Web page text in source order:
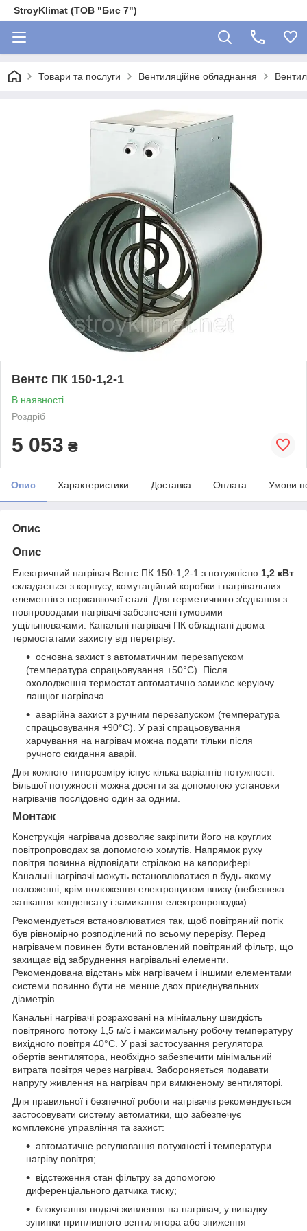
StroyKlimat (ТОВ "Бис 7")
Товари та послуги Вентиляційне обладнання
Вентс ПК 150-1,2-1
В наявності
Роздріб
5 053 ₴
Опис Характеристики Доставка Оплата Умови
Опис
Опис
Електричний нагрівач Вентс ПК 150-1,2-1 з потужністю 1,2 кВт
складається з корпусу, комутаційний коробки і нагрівальних
елементів з нержавіючої сталі. Для герметичного з'єднання з
повітроводами нагрівачі забезпечені гумовими
ущільнювачами. Канальні нагрівачі ПК обладнані двома
термостатами захисту від перегріву:
основна захист з автоматичним перезапуском
(температура спрацьовування +50°С). Після
охолодження термостат автоматично замикає керуючу
ланцюг нагрівача.
аварійна захист з ручним перезапуском (температура
спрацьовування +90°С). У разі спрацьовування
харчування на нагрівач можна подати тільки після
ручного скидання аварії.
Для кожного типорозміру існує кілька варіантів потужності.
Більшої потужності можна досягти за допомогою установки
нагрівачів послідовно один за одним.
Монтаж
Конструкція нагрівача дозволяє закріпити його на круглих
повітропроводах за допомогою хомутів. Напрямок руху
повітря повинна відповідати стрілкою на калорифері.
Канальні нагрівачі можуть встановлюватися в будь-якому
положенні, крім положення електрощитом внизу (небезпека
затікання конденсату і замикання електропроводки).
Рекомендується встановлюватися так, щоб повітряний потік
був рівномірно розподілений по всьому перерізу. Перед
нагрівачем повинен бути встановлений повітряний фільтр, що
захищає від забруднення нагрівальні елементи.
Рекомендована відстань між нагрівачем і іншими елементами
системи повинно бути не менше двох приєднувальних
діаметрів.
Канальні нагрівачі розраховані на мінімальну швидкість
повітряного потоку 1,5 м/с і максимальну робочу температуру
вихідного повітря 40°С. У разі застосування регулятора
обертів вентилятора, необхідно забезпечити мінімальний
витрата повітря через нагрівач. Забороняється подавати
напругу живлення на нагрівач при вимкненому вентиляторі.
Для правильної і безпечної роботи нагрівачів рекомендується
застосовувати систему автоматики, що забезпечує
комплексне управління та захист:
автоматичне регулювання потужності і температури
нагріву повітря;
відстеження стан фільтру за допомогою
диференціального датчика тиску;
блокування подачі живлення на нагрівач, у випадку
зупинки припливного вентилятора або зниження